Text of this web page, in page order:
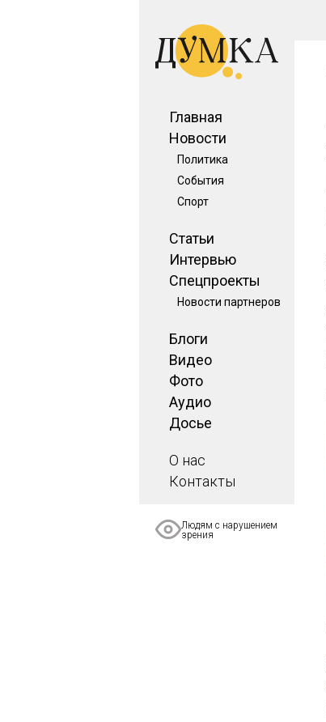
Главная
Новости
Политика
События
Спорт
Статьи
Интервью
Спецпроекты
Новости партнеров
Блоги
Видео
Фото
Аудио
Досье
О нас
Контакты
Людям с нарушением
зрения